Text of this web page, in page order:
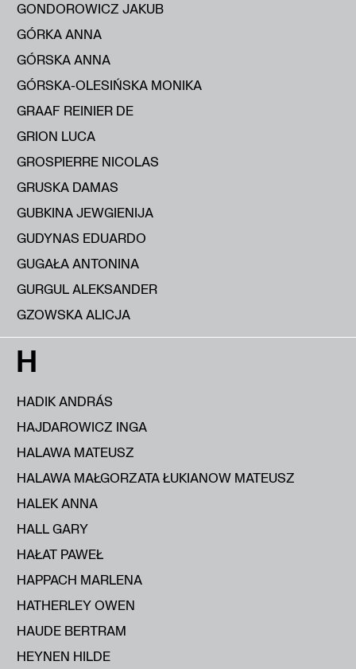
GONDOROWICZ JAKUB
GÓRKA ANNA
GÓRSKA ANNA
GÓRSKA-OLESIŃSKA MONIKA
GRAAF REINIER DE
GRION LUCA
GROSPIERRE NICOLAS
GRUSKA DAMAS
GUBKINA JEWGIENIJA
GUDYNAS EDUARDO
GUGAŁA ANTONINA
GURGUL ALEKSANDER
GZOWSKA ALICJA
H
HADIK ANDRÁS
HAJDAROWICZ INGA
HALAWA MATEUSZ
HALAWA MAŁGORZATA ŁUKIANOW MATEUSZ
HALEK ANNA
HALL GARY
HAŁAT PAWEŁ
HAPPACH MARLENA
HATHERLEY OWEN
HAUDE BERTRAM
HEYNEN HILDE